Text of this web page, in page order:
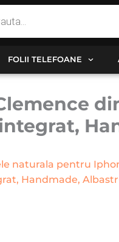
FOLII TELEFOANE